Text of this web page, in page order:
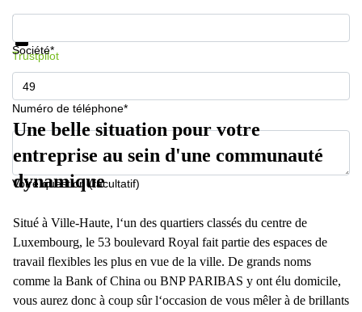
Société*
Numéro de téléphone*
Votre question (facultatif)
Informations et prix
Trustpilot
Une belle situation pour votre
entreprise au sein d'une communauté
dynamique
Situé à Ville-Haute, l‘un des quartiers classés du centre de
Luxembourg, le 53 boulevard Royal fait partie des espaces de
travail flexibles les plus en vue de la ville. De grands noms
comme la Bank of China ou BNP PARIBAS y ont élu domicile,
vous aurez donc à coup sûr l‘occasion de vous mêler à de brillants